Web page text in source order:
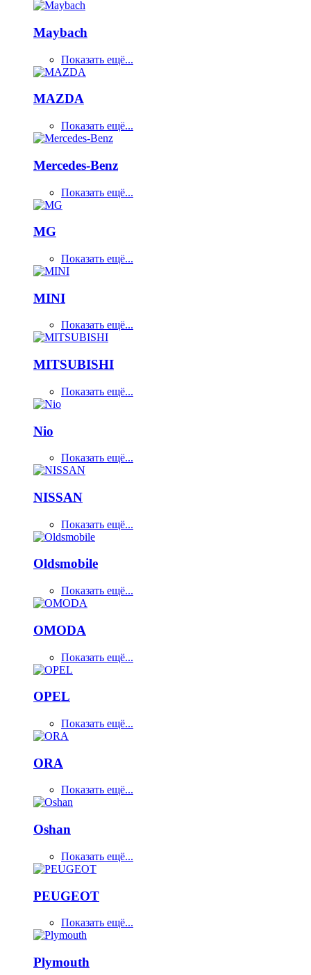
Maybach
Показать ещё...
MAZDA
Показать ещё...
Mercedes-Benz
Показать ещё...
MG
Показать ещё...
MINI
Показать ещё...
MITSUBISHI
Показать ещё...
Nio
Показать ещё...
NISSAN
Показать ещё...
Oldsmobile
Показать ещё...
OMODA
Показать ещё...
OPEL
Показать ещё...
ORA
Показать ещё...
Oshan
Показать ещё...
PEUGEOT
Показать ещё...
Plymouth